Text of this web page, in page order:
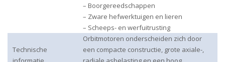
– Boorgereedschappen
– Zware hefwerktuigen en lieren
– Scheeps- en werfuitrusting
Technische
Orbitmotoren onderscheiden zich door
een compacte constructie, grote axiale-,